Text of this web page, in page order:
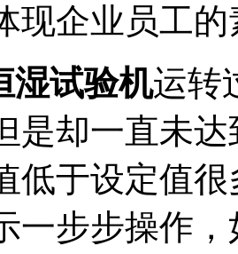
现企业员工
湿试验机运转
是却一直未
低于设定值
一步步操作